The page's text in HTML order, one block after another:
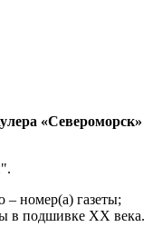
«Североморск»
номер(а) газеты;
в подшивке ХХ века.